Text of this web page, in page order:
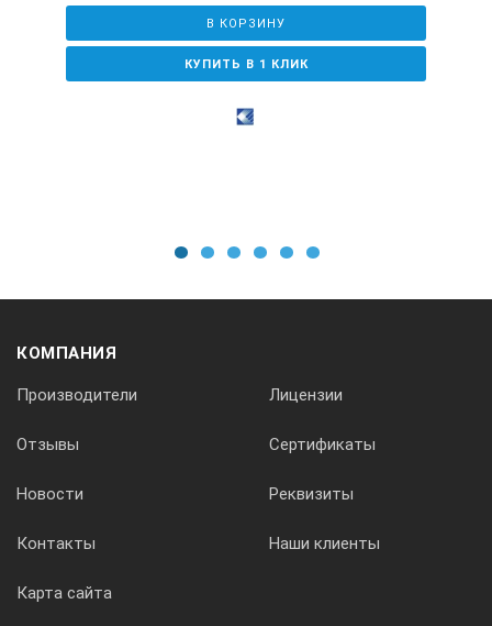
В КОРЗИНУ
КУПИТЬ В 1 КЛИК
КОМПАНИЯ
Производители Лицензии
Отзывы Сертификаты
Новости Реквизиты
Контакты Наши клиенты
Карта сайта